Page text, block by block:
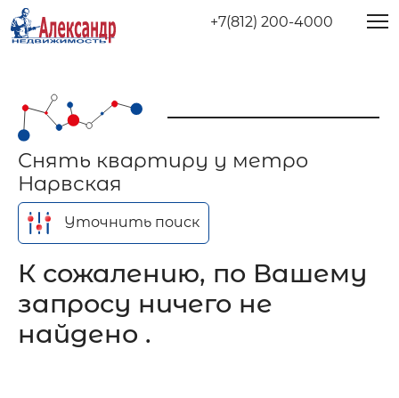
+7(812) 200-4000
Снять квартиру у метро
Нарвская
Уточнить поиск
К сожалению, по Вашему
запросу ничего не
найдено .